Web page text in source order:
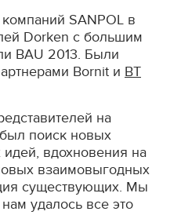
SANPOL в
Dorken с большим
BAU 2013. Были
Bornit и BT
на
поиск новых
идей, вдохновения на
взаимовыгодных
существующих. Мы
удалось все это